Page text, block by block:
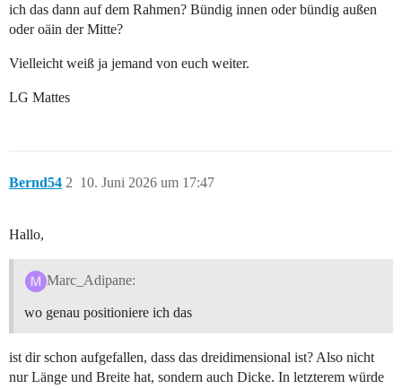
ich das dann auf dem Rahmen? Bündig innen oder bündig außen
oder oäin der Mitte?
Vielleicht weiß ja jemand von euch weiter.
LG Mattes
Bernd54 10. Juni 2026 um 17:47
2
Hallo,
Marc_Adipane:
wo genau positioniere ich das
ist dir schon aufgefallen, dass das dreidimensional ist? Also nicht
nur Länge und Breite hat, sondern auch Dicke. In letzterem würde